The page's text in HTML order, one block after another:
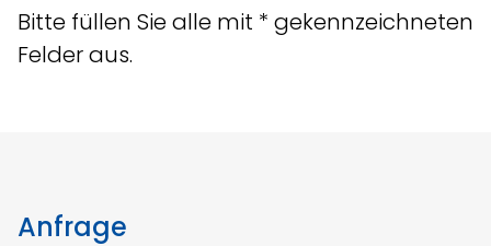
Bitte füllen Sie alle mit * gekennzeichneten
Felder aus.
Anfrage